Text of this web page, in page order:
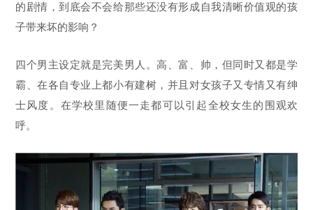
的剧情，到底会不会给那些还没有形成自我清晰价值观的孩
子带来坏的影响？
四个男主设定就是完美男人。高、富、帅，但同时又都是学
霸、在各自专业上都小有建树，并且对女孩子又专情又有绅
士风度。在学校里随便一走都可以引起全校女生的围观欢
呼。